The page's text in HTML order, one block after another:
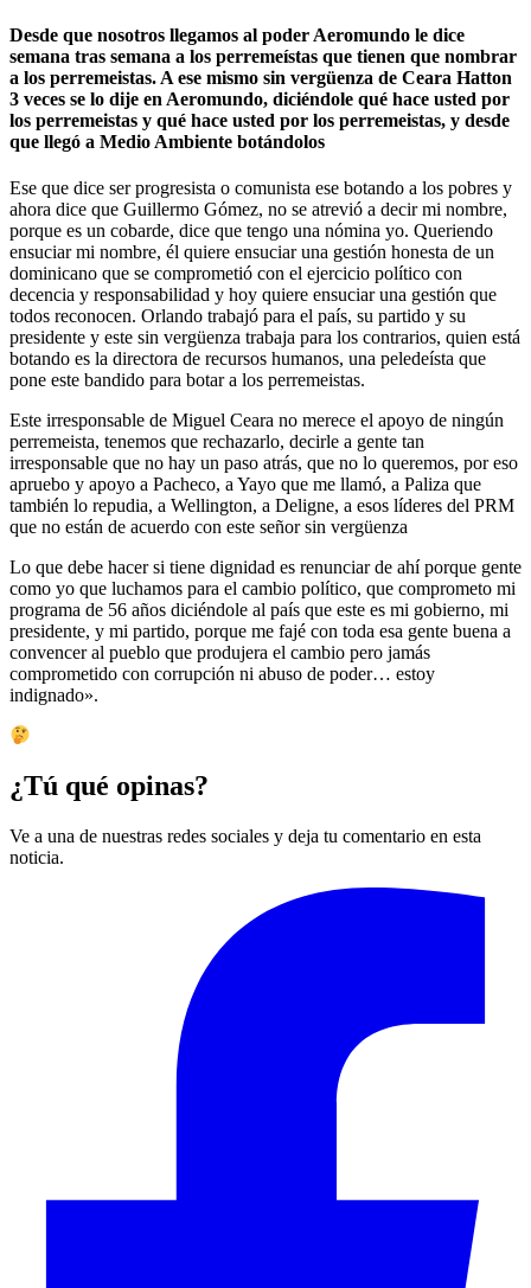
Desde que nosotros llegamos al poder Aeromundo le dice
semana tras semana a los perremeístas que tienen que nombrar
a los perremeistas. A ese mismo sin vergüenza de Ceara Hatton
3 veces se lo dije en Aeromundo, diciéndole qué hace usted por
los perremeistas y qué hace usted por los perremeistas, y desde
que llegó a Medio Ambiente botándolos
Ese que dice ser progresista o comunista ese botando a los pobres y
ahora dice que Guillermo Gómez, no se atrevió a decir mi nombre,
porque es un cobarde, dice que tengo una nómina yo. Queriendo
ensuciar mi nombre, él quiere ensuciar una gestión honesta de un
dominicano que se comprometió con el ejercicio político con
decencia y responsabilidad y hoy quiere ensuciar una gestión que
todos reconocen. Orlando trabajó para el país, su partido y su
presidente y este sin vergüenza trabaja para los contrarios, quien está
botando es la directora de recursos humanos, una peledeísta que
pone este bandido para botar a los perremeistas.
Este irresponsable de Miguel Ceara no merece el apoyo de ningún
perremeista, tenemos que rechazarlo, decirle a gente tan
irresponsable que no hay un paso atrás, que no lo queremos, por eso
apruebo y apoyo a Pacheco, a Yayo que me llamó, a Paliza que
también lo repudia, a Wellington, a Deligne, a esos líderes del PRM
que no están de acuerdo con este señor sin vergüenza
Lo que debe hacer si tiene dignidad es renunciar de ahí porque gente
como yo que luchamos para el cambio político, que comprometo mi
programa de 56 años diciéndole al país que este es mi gobierno, mi
presidente, y mi partido, porque me fajé con toda esa gente buena a
convencer al pueblo que produjera el cambio pero jamás
comprometido con corrupción ni abuso de poder… estoy
indignado».
¿Tú qué opinas?
Ve a una de nuestras redes sociales y deja tu comentario en esta
noticia.